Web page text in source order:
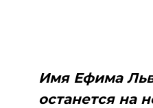
Имя Ефима
останется на